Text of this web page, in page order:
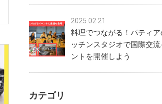
2025.02.21
料理でつながる！パティア
ッチンスタジオで国際交
ントを開催しよう
カテゴリ